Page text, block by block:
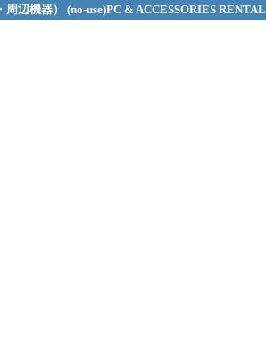
辺機器） (no-use)PC & ACCESSORIES RENTAL